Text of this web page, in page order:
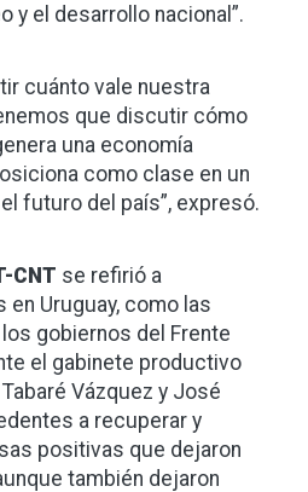
y el desarrollo nacional”.
cuánto vale nuestra
que discutir cómo
una economía
como clase en un
futuro del país”, expresó.
CNT se refirió a
Uruguay, como las
gobiernos del Frente
el gabinete productivo
Vázquez y José
a recuperar y
positivas que dejaron
también dejaron